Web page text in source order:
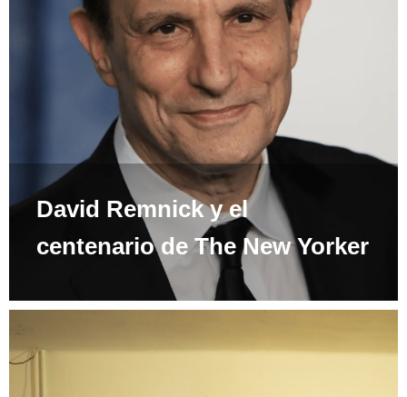
David Remnick y el
centenario de The New Yorker